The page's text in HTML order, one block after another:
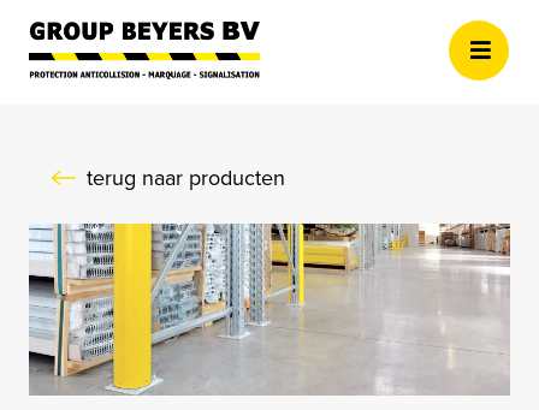
Aller au contenu principal
terug naar producten